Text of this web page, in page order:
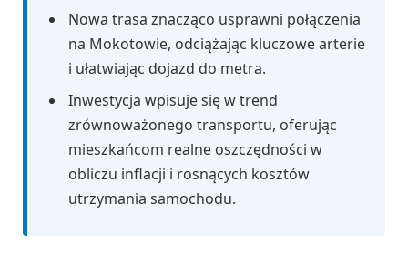
Nowa trasa znacząco usprawni połączenia
na Mokotowie, odciążając kluczowe arterie
i ułatwiając dojazd do metra.
Inwestycja wpisuje się w trend
zrównoważonego transportu, oferując
mieszkańcom realne oszczędności w
obliczu inflacji i rosnących kosztów
utrzymania samochodu.